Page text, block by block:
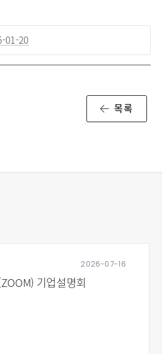
01-20
목록
2026-07-16
기업설명회